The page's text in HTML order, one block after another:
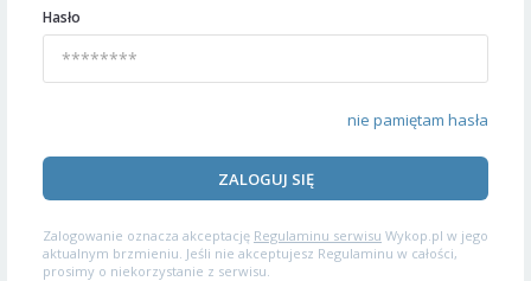
Hasło
nie pamiętam hasła
ZALOGUJ SIĘ
Zalogowanie oznacza akceptację Regulaminu serwisu Wykop.pl w jego
aktualnym brzmieniu. Jeśli nie akceptujesz Regulaminu w całości,
prosimy o niekorzystanie z serwisu.